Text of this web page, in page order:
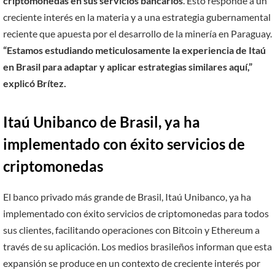
creciente interés en la materia y a una estrategia gubernamental
reciente que apuesta por el desarrollo de la minería en Paraguay.
“Estamos estudiando meticulosamente la experiencia de Itaú
en Brasil para adaptar y aplicar estrategias similares aquí,”
explicó Brítez.
Itaú Unibanco de Brasil, ya ha
implementado con éxito servicios de
criptomonedas
El banco privado más grande de Brasil, Itaú Unibanco, ya ha
implementado con éxito servicios de criptomonedas para todos
sus clientes, facilitando operaciones con Bitcoin y Ethereum a
través de su aplicación. Los medios brasileños informan que esta
expansión se produce en un contexto de creciente interés por